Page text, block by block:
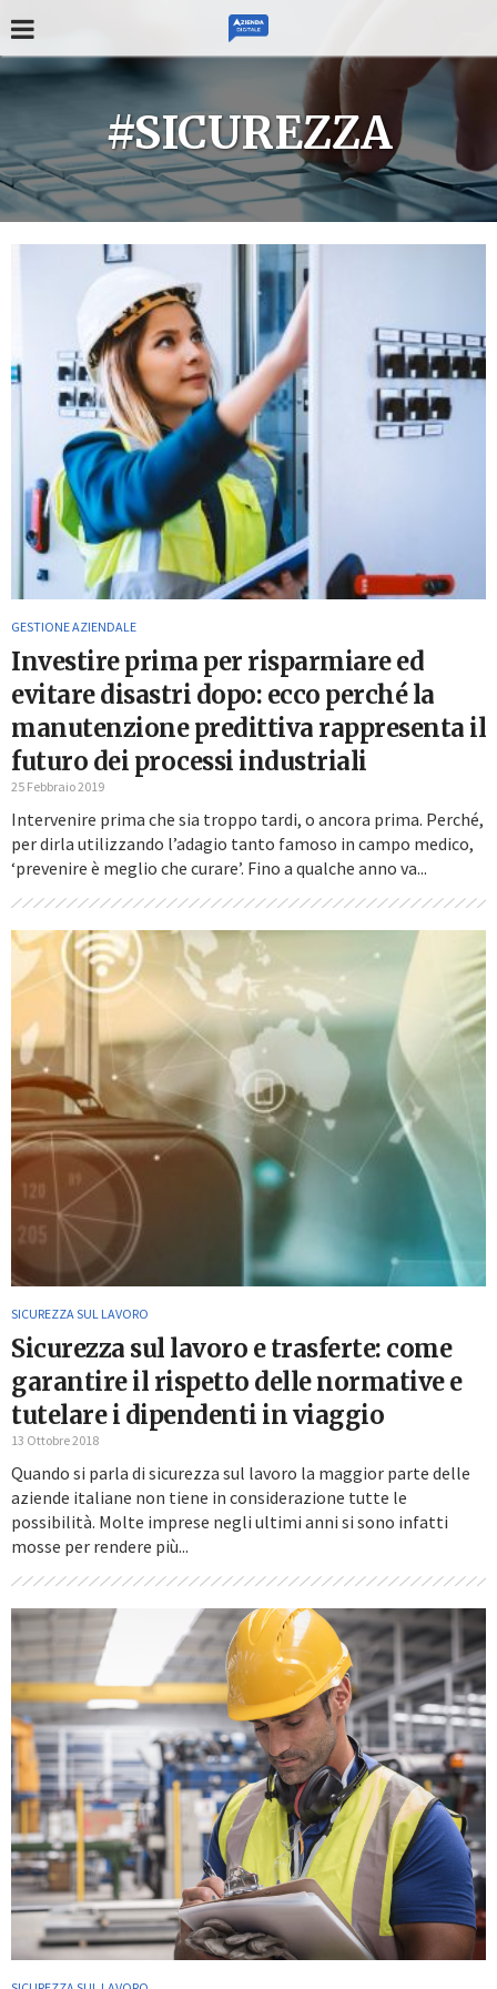
#SICUREZZA
GESTIONE AZIENDALE
Investire prima per risparmiare ed
evitare disastri dopo: ecco perché la
manutenzione predittiva rappresenta il
futuro dei processi industriali
25 Febbraio 2019
Intervenire prima che sia troppo tardi, o ancora prima. Perché,
per dirla utilizzando l’adagio tanto famoso in campo medico,
‘prevenire è meglio che curare’. Fino a qualche anno va...
SICUREZZA SUL LAVORO
Sicurezza sul lavoro e trasferte: come
garantire il rispetto delle normative e
tutelare i dipendenti in viaggio
13 Ottobre 2018
Quando si parla di sicurezza sul lavoro la maggior parte delle
aziende italiane non tiene in considerazione tutte le
possibilità. Molte imprese negli ultimi anni si sono infatti
mosse per rendere più...